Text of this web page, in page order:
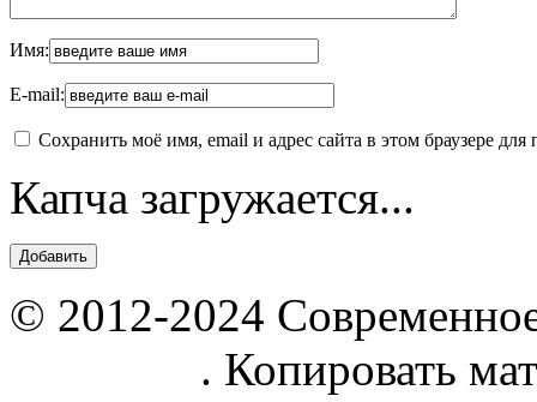
Имя:
E-mail:
Сохранить моё имя, email и адрес сайта в этом браузере
Капча загружается...
© 2012-2024
. Копировать